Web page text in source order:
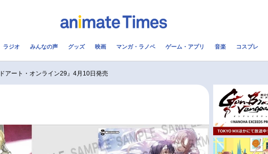
配信・Vtuber
アニメ映画一覧
実写化映画一覧
今期アニメ曜日別一覧
春アニメ
ラジオ みんなの声 グッズ 映画 マンガ・ラノベ ゲーム・アプリ 音楽 コスプレ
アート・オンライン29』4月10日発売